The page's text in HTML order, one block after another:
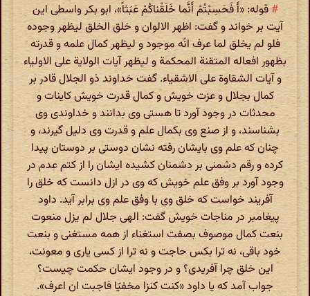
#قوله: «أَ فَحَسِبْتُمْ أَنَّما خَلَقْناکُمْ عَبَثاً»، ابو بکر واسطی این
آیت بر خواند و گفت: اظهر الالوان و خلق الخلق لیظهر وجوده
فلو لم یخلق لما عرف انّه موجود و لیظهر کمال علمه و قدرته
بظهور افعاله المتقنة المحکمة و لیظهر آیات الولایة علی الاولیاء
و آیات الشقاوة علی الاشقیاء. گفت خداوند ذو الجلال قادر بر
کمال بجلال و عزت خویش و کمال قدرت خویش کاینات و
محدثات در وجود آورد تا هستی وی بدانند و خداوندی وی
بشناسند، و از صنع وی بکمال علم و قدرت وی دلیل گیرند، و
چنان که علم وی بایشان رفته نشان دوستی بر دوستان پیدا
کرده و رقم دشمنی بر دشمنان کشیده ایشان را از کتم عدم در
وجود آورد بر وفق علم خویش که وی در ازل دانست که خلق را
آفریند خواست که خلق وی با وفق علم وی برابر آید. داود
پیغامبر در مناجات خویش گفت: الهی جلال لم یزل منعوت
بنعت کمال‌ موصوف بصفت استغناء از همه مستغنی و بنعت
خود باقی، نه ترا بکس حاجت و نه ترا از کسی یاری و معونت،
این خلق چرا آفریدی؟ و در وجود ایشان حکمت چیست؟
جواب آمد که یا داود «کنت کنزا مخفیّا فاجبت ان اعرف».